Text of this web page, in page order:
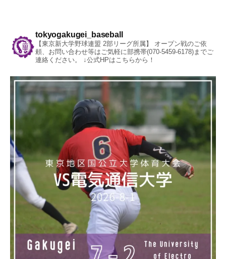
tokyogakugei_baseball
【東京新大学野球連盟 2部リーグ所属】
オープン戦のご依
頼、お問い合わせ等はご気軽に部携帯(070-5459-6178)までご
連絡ください。
↓公式HPはこちらから！